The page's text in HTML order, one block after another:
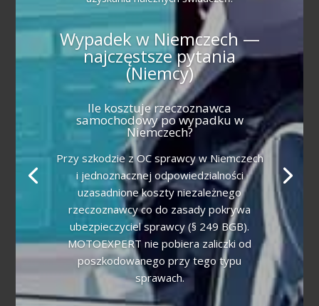
Wypadek w Niemczech —
najczęstsze pytania
(Niemcy)
Ile kosztuje rzeczoznawca
samochodowy po wypadku w
Niemczech?
Przy szkodzie z OC sprawcy w Niemczech
i jednoznacznej odpowiedzialności
uzasadnione koszty niezależnego
rzeczoznawcy co do zasady pokrywa
ubezpieczyciel sprawcy (§ 249 BGB).
MOTOEXPERT nie pobiera zaliczki od
poszkodowanego przy tego typu
sprawach.